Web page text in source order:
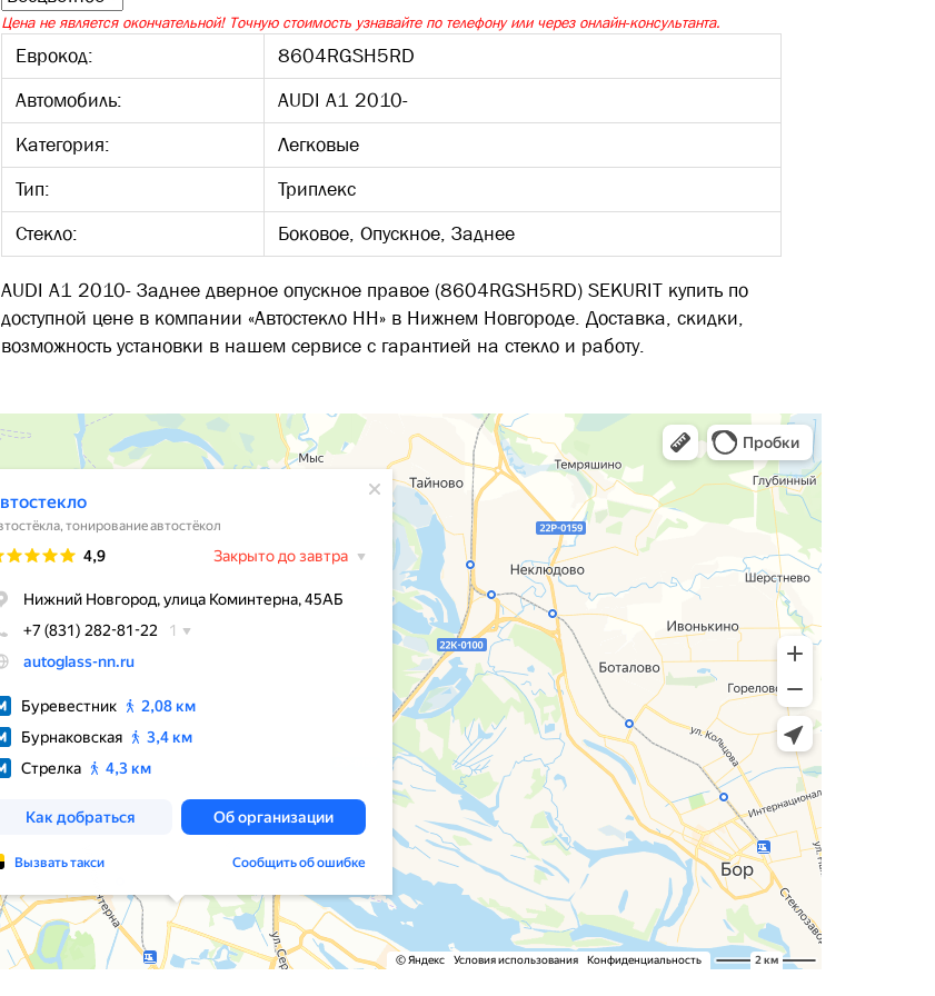
Цена не является окончательной! Точную стоимость узнавайте по телефону или через онлайн-консультанта.
Еврокод:
8604RGSH5RD
Автомобиль:
AUDI A1 2010-
Категория:
Легковые
Тип:
Триплекс
Стекло:
Боковое, Опускное, Заднее
AUDI A1 2010- Заднее дверное опускное правое (8604RGSH5RD) SEKURIT купить по
доступной цене в компании «Автостекло НН» в Нижнем Новгороде. Доставка, скидки,
возможность установки в нашем сервисе с гарантией на стекло и работу.